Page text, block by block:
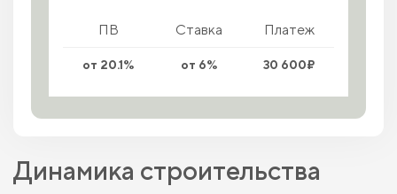
ПВ Ставка Платеж
от 20.1% от 6% 30 600₽
Динамика строительства